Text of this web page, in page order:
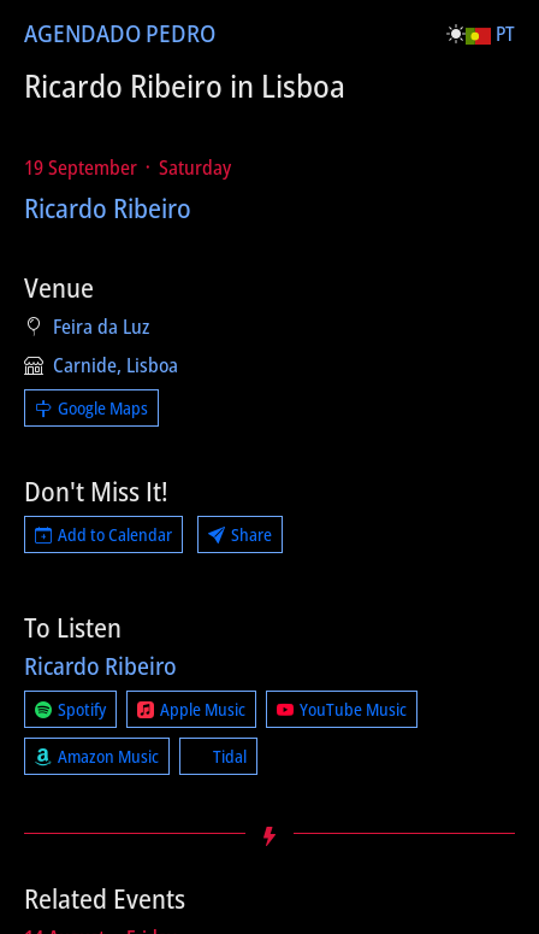
AGENDADO PEDRO PT
Ricardo Ribeiro in Lisboa
19 September ᛫ Saturday
Ricardo Ribeiro
Venue
Feira da Luz
Carnide, Lisboa
Google Maps
Don't Miss It!
Add to Calendar Share
To Listen
Ricardo Ribeiro
Spotify Apple Music YouTube Music
Amazon Music Tidal
Related Events